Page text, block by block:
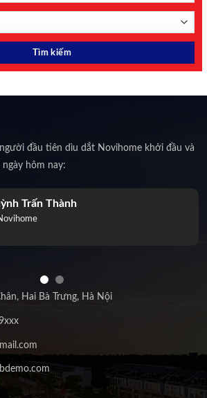
đầu tiên dìu dắt Novihome khởi đầu và
hôm nay:
Trấn Thành
Hai Bà Trưng, Hà Nội